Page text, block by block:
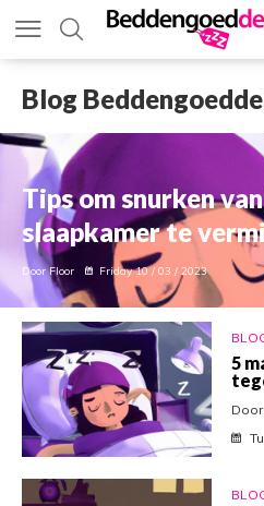
Blog
Tips om snurken
slaapkamer te
Door Floor Friday 10 / 03 / 2023
5